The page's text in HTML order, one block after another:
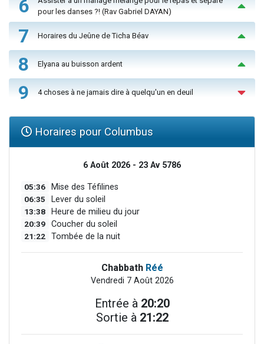
6
pour les danses ?! (Rav Gabriel DAYAN)
7 Horaires du Jeûne de Ticha Béav
8 Elyana au buisson ardent
9 4 choses à ne jamais dire à quelqu'un en deuil
Horaires pour Columbus
6 Août 2026 - 23 Av 5786
05:36 Mise des Téfilines
06:35 Lever du soleil
13:38 Heure de milieu du jour
20:39 Coucher du soleil
21:22 Tombée de la nuit
Chabbath Réé
Vendredi 7 Août 2026
Entrée à 20:20
Sortie à 21:22